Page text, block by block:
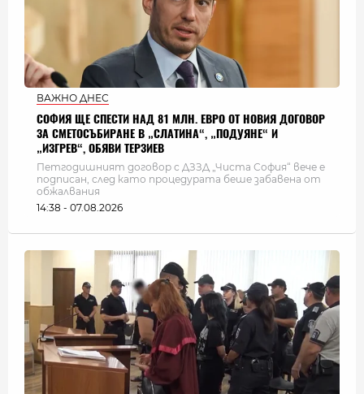
ВАЖНО ДНЕС
СОФИЯ ЩЕ СПЕСТИ НАД 81 МЛН. ЕВРО ОТ НОВИЯ ДОГОВОР
ЗА СМЕТОСЪБИРАНЕ В „СЛАТИНА“, „ПОДУЯНЕ“ И
„ИЗГРЕВ“, ОБЯВИ ТЕРЗИЕВ
Петгодишният договор с ДЗЗД „Чиста София“ вече е
подписан, след като процедурата беше забавена от
обжалвания
14:38 - 07.08.2026